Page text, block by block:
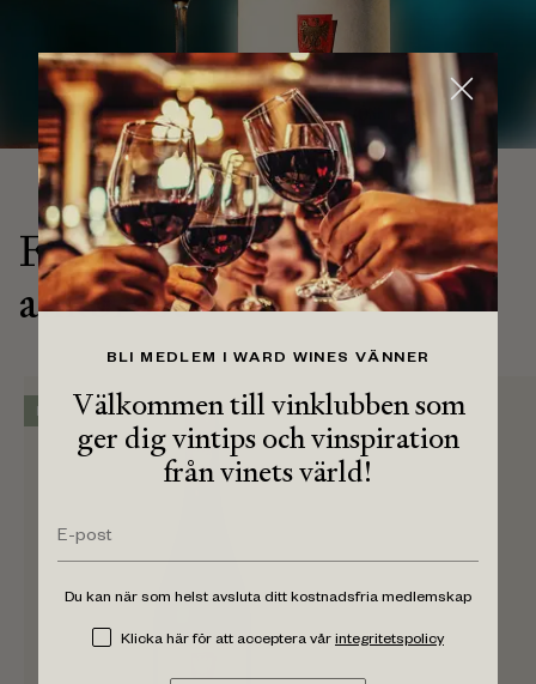
BLI MEDLEM I WARD WINES VÄNNER
Välkommen till vinklubben som
ger dig vintips och vinspiration
från vinets värld!
Du kan när som helst avsluta ditt kostnadsfria medlemskap
Klicka här för att acceptera vår integritetspolicy
Fler vintips till rökt
ankbröst
Hållbar Hållbar